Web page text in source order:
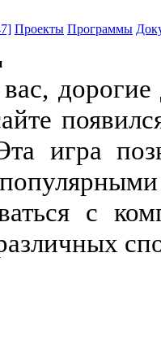
Проекты Программы
дорогие
игра
с